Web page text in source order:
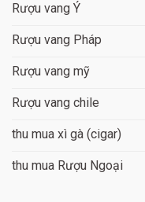
Rượu vang Ý
Rượu vang Pháp
Rượu vang mỹ
Rượu vang chile
thu mua xì gà (cigar)
thu mua Rượu Ngoại